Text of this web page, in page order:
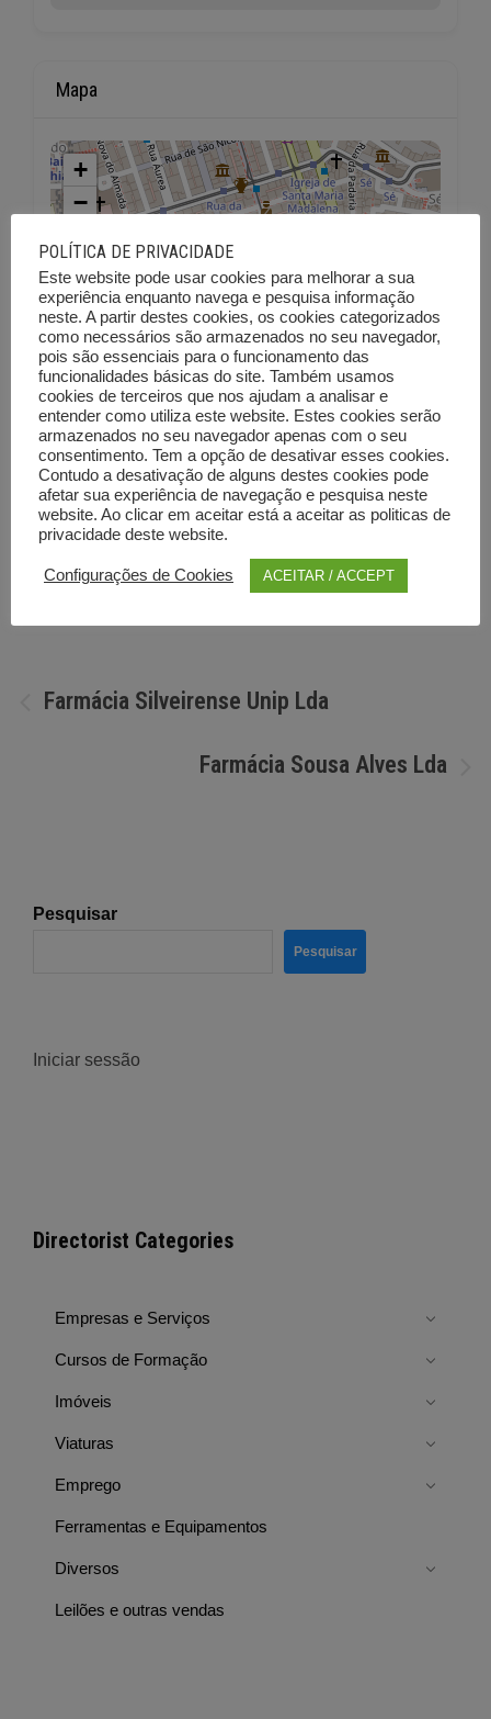
Mapa
+
−
PorDiretorio anunciante
Navegação
Farmácia Silveirense Unip Lda
Farmácia Sousa Alves Lda
Pesquisar
Pesquisar
Iniciar sessão
Directorist Categories
Empresas e Serviços
Cursos de Formação
Imóveis
Viaturas
Emprego
Ferramentas e Equipamentos
Diversos
Leilões e outras vendas
POLÍTICA DE PRIVACIDADE
Este website pode usar cookies para melhorar a sua
experiência enquanto navega e pesquisa informação
neste. A partir destes cookies, os cookies categorizados
como necessários são armazenados no seu navegador,
pois são essenciais para o funcionamento das
funcionalidades básicas do site. Também usamos
cookies de terceiros que nos ajudam a analisar e
entender como utiliza este website. Estes cookies serão
armazenados no seu navegador apenas com o seu
consentimento. Tem a opção de desativar esses cookies.
Contudo a desativação de alguns destes cookies pode
afetar sua experiência de navegação e pesquisa neste
website. Ao clicar em aceitar está a aceitar as politicas de
privacidade deste website.
Configurações de Cookies ACEITAR / ACCEPT